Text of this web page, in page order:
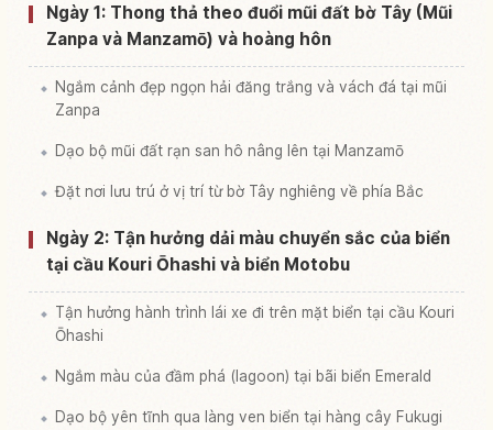
Ngày 1: Thong thả theo đuổi mũi đất bờ Tây (Mũi
Zanpa và Manzamō) và hoàng hôn
Ngắm cảnh đẹp ngọn hải đăng trắng và vách đá tại mũi
Zanpa
Dạo bộ mũi đất rạn san hô nâng lên tại Manzamō
Đặt nơi lưu trú ở vị trí từ bờ Tây nghiêng về phía Bắc
Ngày 2: Tận hưởng dải màu chuyển sắc của biển
tại cầu Kouri Ōhashi và biển Motobu
Tận hưởng hành trình lái xe đi trên mặt biển tại cầu Kouri
Ōhashi
Ngắm màu của đầm phá (lagoon) tại bãi biển Emerald
Dạo bộ yên tĩnh qua làng ven biển tại hàng cây Fukugi